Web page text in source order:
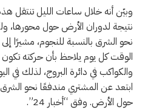
وبيّن أنه خلال ساعات الليل تنتقل
نتيجة لدوران الأرض حول محورها،
نحو الشرق بالنسبة للنجوم، مشيرًا
الوقت كل يوم يلاحظ بأن حركته
والكواكب في دائرة البروج، لذلك في
ابتعد عن المشتري مندفعًا نحو
حول الأرض. وفق “أخبار 24”.